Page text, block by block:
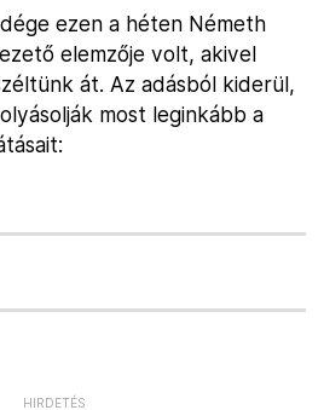
ezen a héten Németh
elemzője volt, akivel
át. Az adásból kiderül,
most leginkább a